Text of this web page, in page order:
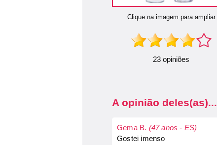
Clique na imagem para ampliar
23 opiniões
A opinião deles(as)...
Gema B. (47 anos - ES)
Gostei imenso